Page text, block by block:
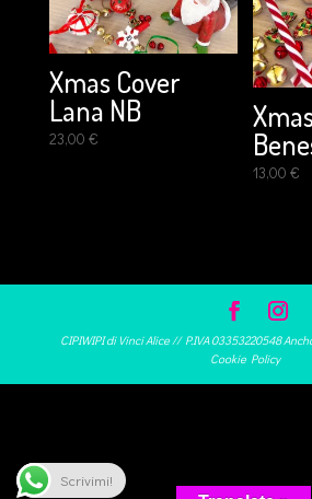
Xmas Cover
Lana NB
23,00 €
13,00€
CIPIWIPI di Vinci Alice // P.IVA 03353220548
Cookie Policy
Scrivimi!